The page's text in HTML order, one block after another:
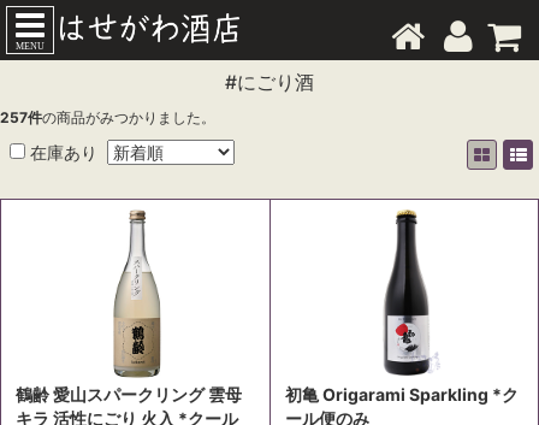
MENU
#にごり酒
257件の商品がみつかりました。
在庫あり
鶴齢 愛山スパークリング 雲母
キラ 活性にごり 火入 *クール
初亀 Origarami Sparkling *ク
ール便のみ